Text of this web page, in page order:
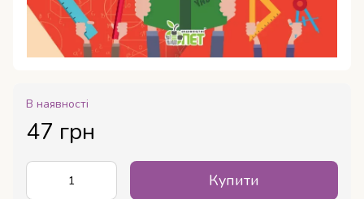
В наявності
47 грн
Купити